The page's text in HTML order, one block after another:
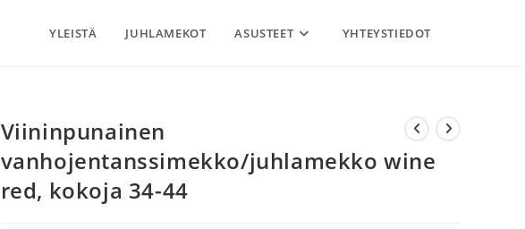
YLEISTÄ JUHLAMEKOT ASUSTEET YHTEYSTIEDOT
Viininpunainen
vanhojentanssimekko/juhlamekko wine
red, kokoja 34-44